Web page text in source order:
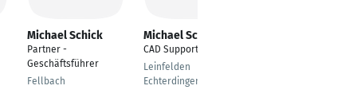
Michael Schick
Partner -
Geschäftsführer
Fellbach
Michael Schick
CAD Support
Leinfelden
Echterdingen